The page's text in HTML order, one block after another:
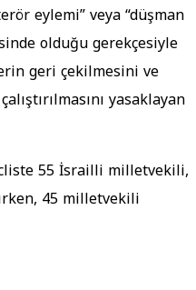
eylemi” veya “düşman
olduğu gerekçesiyle
geri çekilmesini ve
yasaklayan
55 İsrailli milletvekili,
45 milletvekili